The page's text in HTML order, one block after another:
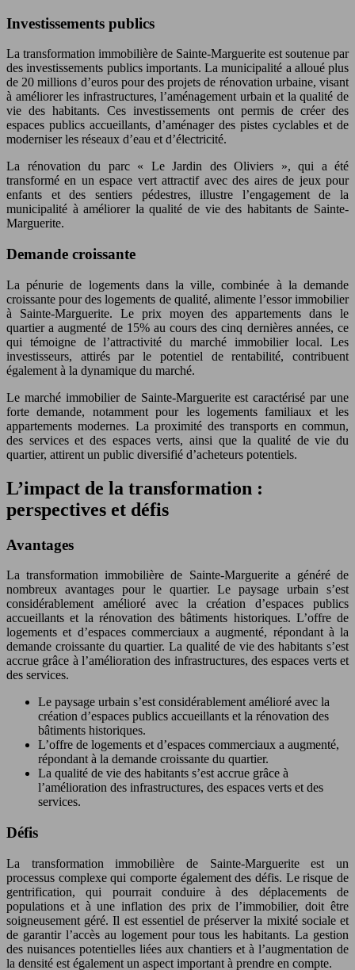
Investissements publics
La transformation immobilière de Sainte-Marguerite est soutenue par
des investissements publics importants. La municipalité a alloué plus
de 20 millions d’euros pour des projets de rénovation urbaine, visant
à améliorer les infrastructures, l’aménagement urbain et la qualité de
vie des habitants. Ces investissements ont permis de créer des
espaces publics accueillants, d’aménager des pistes cyclables et de
moderniser les réseaux d’eau et d’électricité.
La rénovation du parc « Le Jardin des Oliviers », qui a été
transformé en un espace vert attractif avec des aires de jeux pour
enfants et des sentiers pédestres, illustre l’engagement de la
municipalité à améliorer la qualité de vie des habitants de Sainte-
Marguerite.
Demande croissante
La pénurie de logements dans la ville, combinée à la demande
croissante pour des logements de qualité, alimente l’essor immobilier
à Sainte-Marguerite. Le prix moyen des appartements dans le
quartier a augmenté de 15% au cours des cinq dernières années, ce
qui témoigne de l’attractivité du marché immobilier local. Les
investisseurs, attirés par le potentiel de rentabilité, contribuent
également à la dynamique du marché.
Le marché immobilier de Sainte-Marguerite est caractérisé par une
forte demande, notamment pour les logements familiaux et les
appartements modernes. La proximité des transports en commun,
des services et des espaces verts, ainsi que la qualité de vie du
quartier, attirent un public diversifié d’acheteurs potentiels.
L’impact de la transformation :
perspectives et défis
Avantages
La transformation immobilière de Sainte-Marguerite a généré de
nombreux avantages pour le quartier. Le paysage urbain s’est
considérablement amélioré avec la création d’espaces publics
accueillants et la rénovation des bâtiments historiques. L’offre de
logements et d’espaces commerciaux a augmenté, répondant à la
demande croissante du quartier. La qualité de vie des habitants s’est
accrue grâce à l’amélioration des infrastructures, des espaces verts et
des services.
Le paysage urbain s’est considérablement amélioré avec la
création d’espaces publics accueillants et la rénovation des
bâtiments historiques.
L’offre de logements et d’espaces commerciaux a augmenté,
répondant à la demande croissante du quartier.
La qualité de vie des habitants s’est accrue grâce à
l’amélioration des infrastructures, des espaces verts et des
services.
Défis
La transformation immobilière de Sainte-Marguerite est un
processus complexe qui comporte également des défis. Le risque de
gentrification, qui pourrait conduire à des déplacements de
populations et à une inflation des prix de l’immobilier, doit être
soigneusement géré. Il est essentiel de préserver la mixité sociale et
de garantir l’accès au logement pour tous les habitants. La gestion
des nuisances potentielles liées aux chantiers et à l’augmentation de
la densité est également un aspect important à prendre en compte.